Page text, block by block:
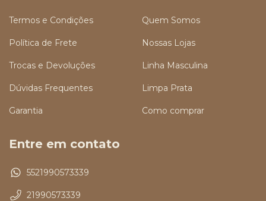
Termos e Condições
Política de Frete
Trocas e Devoluções
Dúvidas Frequentes
Garantia
Quem Somos
Nossas Lojas
Linha Masculina
Limpa Prata
Como comprar
Entre em contato
5521990573339
21990573339